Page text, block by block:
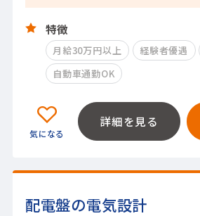
特徴
月給30万円以上 経験者優遇
自動車通勤OK
詳細を見る
配電盤の電気設計